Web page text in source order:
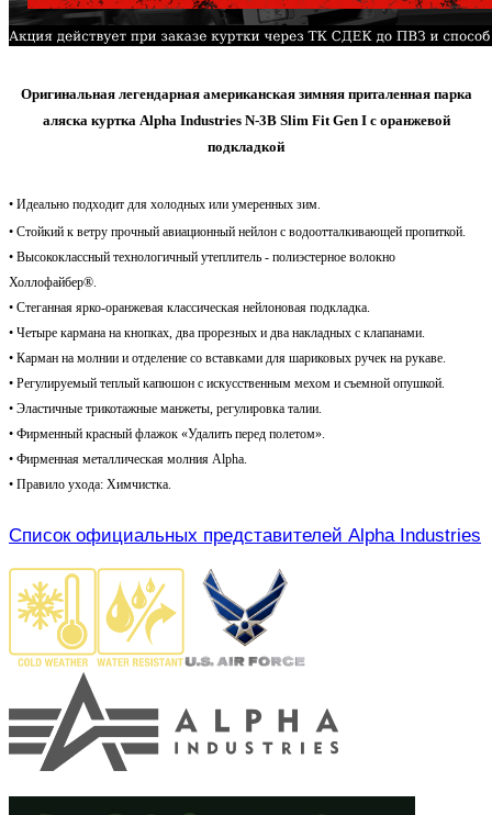
Оригинальная легендарная американская зимняя приталенная парка
аляска куртка Alpha Industries N-3B Slim Fit Gen I с оранжевой
подкладкой
• Идеально подходит для холодных или умеренных зим.
• Стойкий к ветру прочный авиационный нейлон с водоотталкивающей пропиткой.
• Высококлассный технологичный утеплитель - полиэстерное волокно
Холлофайбер®.
• Стеганная ярко-оранжевая классическая нейлоновая подкладка.
• Четыре кармана на кнопках, два прорезных и два накладных с клапанами.
• Карман на молнии и отделение со вставками для шариковых ручек на рукаве.
• Регулируемый теплый капюшон с искусственным мехом и съемной опушкой.
• Эластичные трикотажные манжеты, регулировка талии.
• Фирменный красный флажок «Удалить перед полетом».
• Фирменная металлическая молния Alpha.
• Правило ухода: Химчистка.
Список официальных представителей Alpha Industries